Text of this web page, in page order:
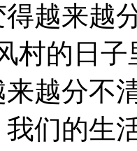
越来越
村的日
来越分不
我们的生